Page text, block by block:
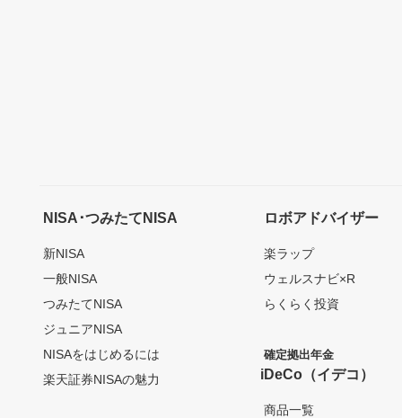
NISA･つみたてNISA
新NISA
一般NISA
つみたてNISA
ジュニアNISA
NISAをはじめるには
楽天証券NISAの魅力
ロボアドバイザー
楽ラップ
ウェルスナビ×R
らくらく投資
確定拠出年金
iDeCo（イデコ）
商品一覧